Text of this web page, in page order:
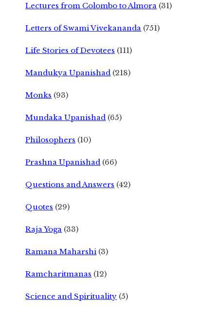
Lectures from Colombo to Almora (31)
Letters of Swami Vivekananda (751)
Life Stories of Devotees (111)
Mandukya Upanishad (218)
Monks (93)
Mundaka Upanishad (65)
Philosophers (10)
Prashna Upanishad (66)
Questions and Answers (42)
Quotes (29)
Raja Yoga (33)
Ramana Maharshi (3)
Ramcharitmanas (12)
Science and Spirituality (5)